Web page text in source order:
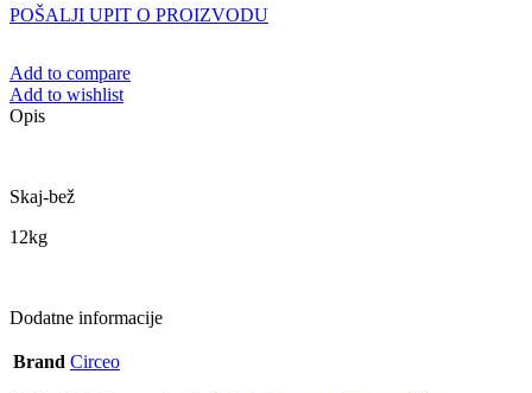
POŠALJI UPIT O PROIZVODU
Add to compare
Add to wishlist
Opis
Skaj-bež
12kg
Dodatne informacije
Brand Circeo